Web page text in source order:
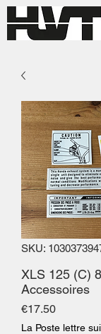
SKU:
XLS 125 (C)
Accessoires
€17.50Price
La Poste lettre